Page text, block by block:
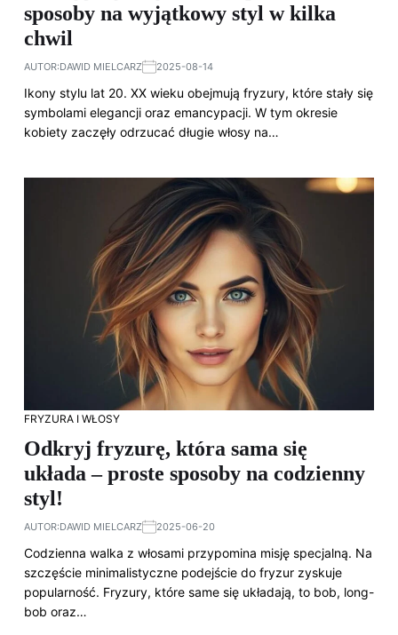
sposoby na wyjątkowy styl w kilka
chwil
AUTOR:DAWID MIELCARZ 2025-08-14
Ikony stylu lat 20. XX wieku obejmują fryzury, które stały się
symbolami elegancji oraz emancypacji. W tym okresie
kobiety zaczęły odrzucać długie włosy na…
FRYZURA I WŁOSY
Odkryj fryzurę, która sama się
układa – proste sposoby na codzienny
styl!
AUTOR:DAWID MIELCARZ 2025-06-20
Codzienna walka z włosami przypomina misję specjalną. Na
szczęście minimalistyczne podejście do fryzur zyskuje
popularność. Fryzury, które same się układają, to bob, long-
bob oraz…